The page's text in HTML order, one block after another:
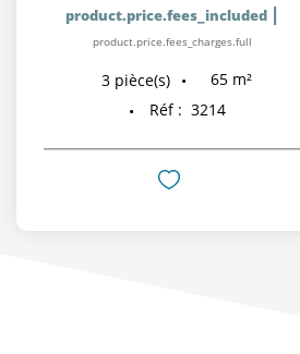
product.price.fees_included |
product.price.fees_charges.full
3 pièce(s) 65 m²
Réf : 3214